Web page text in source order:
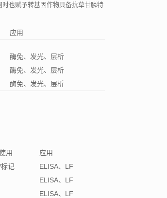
也赋予转基因作物具备抗草甘膦特
应用
酶免、发光、层析
酶免、发光、层析
酶免、发光、层析
用
应用
记
ELISA、LF
ELISA、LF
ELISA、LF